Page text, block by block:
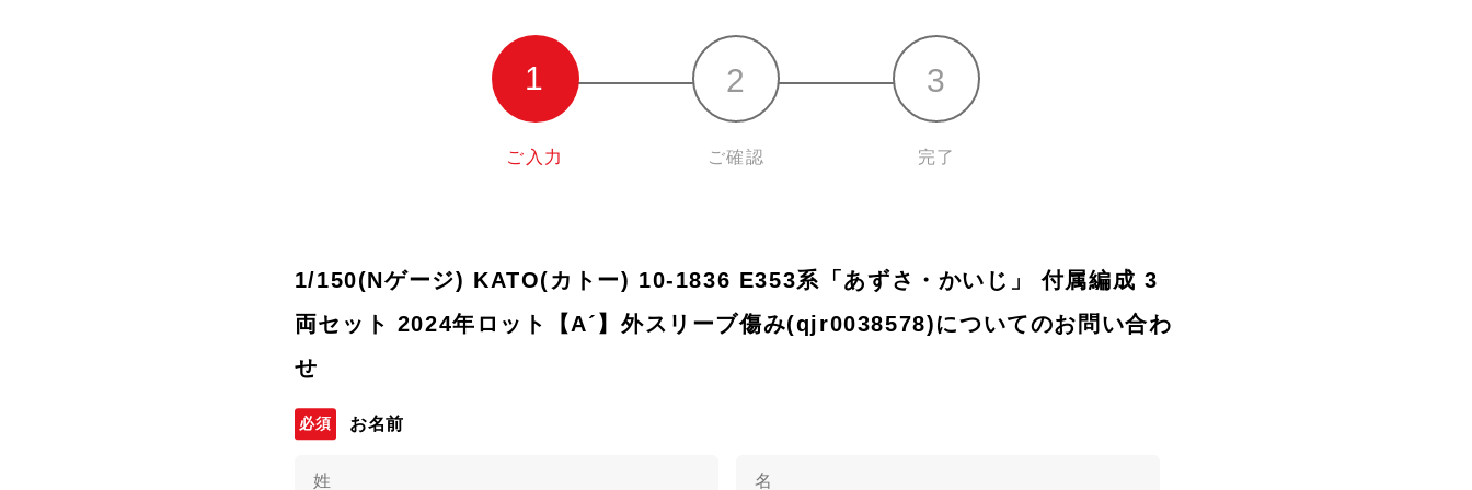
ご入力 ご確認 完了
1/150(Nゲージ) KATO(カトー) 10-1836 E353系「あずさ・かいじ」 付属編成 3
両セット 2024年ロット【A´】外スリーブ傷み(qjr0038578)についてのお問い合わ
せ
お名前